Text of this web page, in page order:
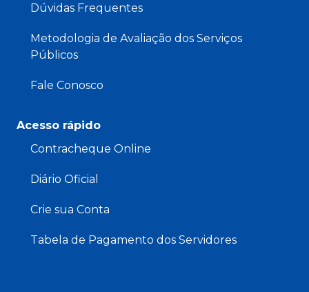
Dúvidas Frequentes
Metodologia de Avaliação dos Serviços
Públicos
Fale Conosco
Acesso rápido
Contracheque Online
Diário Oficial
Crie sua Conta
Tabela de Pagamento dos Servidores